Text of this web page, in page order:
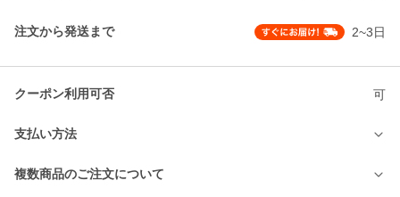
注文から発送まで 2~3日
クーポン利用可否 可
支払い方法
複数商品のご注文について